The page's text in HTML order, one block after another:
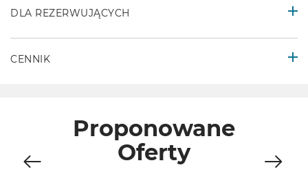
DLA REZERWUJĄCYCH
CENNIK
Proponowane
Oferty